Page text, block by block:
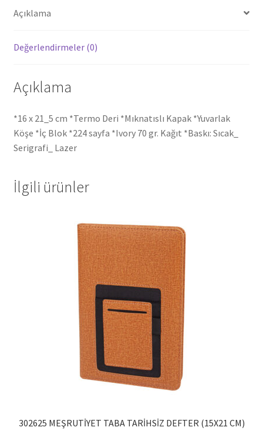
Açıklama
Değerlendirmeler (0)
Açıklama
*16 x 21_5 cm *Termo Deri *Mıknatıslı Kapak *Yuvarlak
Köşe *İç Blok *224 sayfa *Ivory 70 gr. Kağıt *Baskı: Sıcak_
Serigrafi_ Lazer
İlgili ürünler
302625 MEŞRUTİYET TABA TARİHSİZ DEFTER (15X21 CM)